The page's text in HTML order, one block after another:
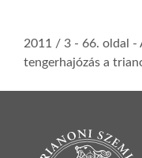
2011 / 3 - 66. oldal -
tengerhajózás a